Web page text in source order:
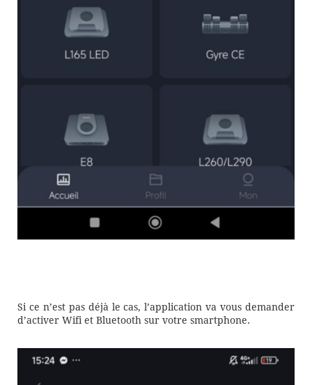
Si ce n’est pas déjà le cas, l’application va vous demander
d’activer Wifi et Bluetooth sur votre smartphone.